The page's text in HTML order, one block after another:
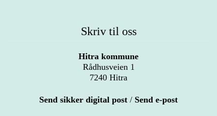
Skriv til oss
Hitra kommune
Rådhusveien 1
7240 Hitra
Send sikker digital post / Send e-post